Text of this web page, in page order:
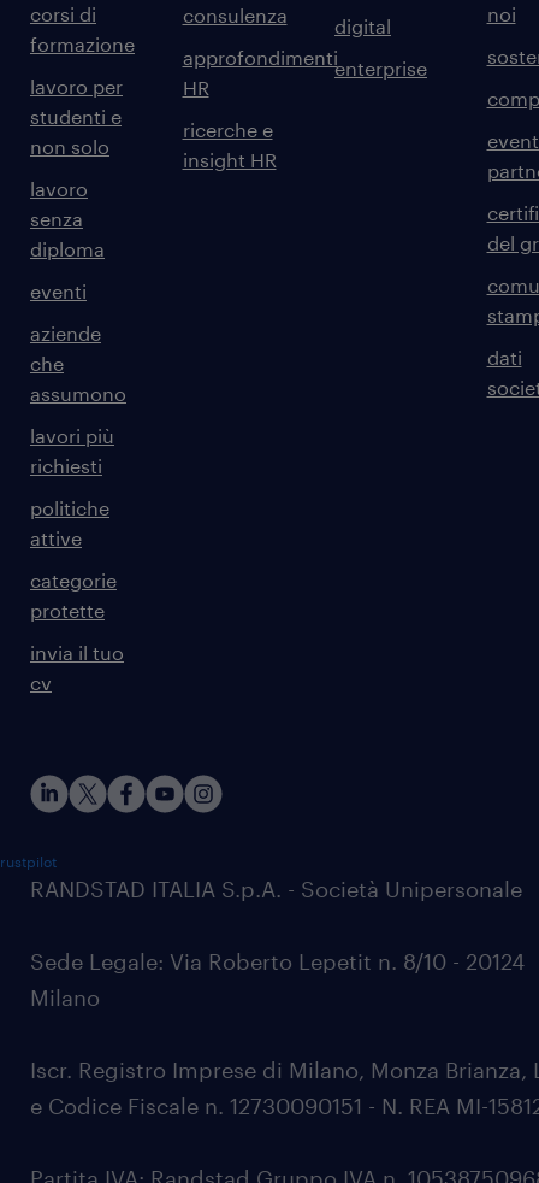
corsi di
formazione
lavoro per
studenti e
non solo
lavoro
senza
diploma
eventi
aziende
che
assumono
lavori più
richiesti
politiche
attive
categorie
protette
invia il tuo
cv
consulenza
approfondimenti
HR
ricerche e
insight HR
digital
enterprise
noi
del
dati
RANDSTAD ITALIA S.p.A. - Società Unipersonale
Sede Legale: Via Roberto Lepetit n. 8/10 - 20124
Milano
Iscr. Registro Imprese di Milano, Monza Brianza,
e Codice Fiscale n. 12730090151 - N. REA MI-